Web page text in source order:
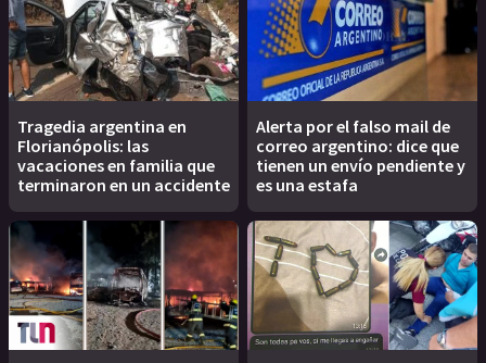
Tragedia argentina en
Florianópolis: las
vacaciones en familia que
terminaron en un accidente
Alerta por el falso mail de
correo argentino: dice que
tienen un envío pendiente y
es una estafa